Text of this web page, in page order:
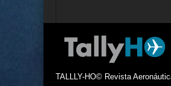
TALLLY-HO© Revista